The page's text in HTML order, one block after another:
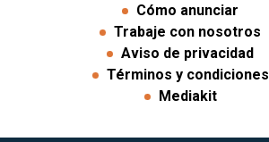
Cómo anunciar
Trabaje con nosotros
Aviso de privacidad
Términos y condiciones
Mediakit